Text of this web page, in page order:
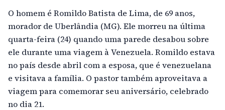
O homem é Romildo Batista de Lima, de 69 anos,
morador de Uberlândia (MG). Ele morreu na última
quarta-feira (24) quando uma parede desabou sobre
ele durante uma viagem à Venezuela. Romildo estava
no país desde abril com a esposa, que é venezuelana
e visitava a família. O pastor também aproveitava a
viagem para comemorar seu aniversário, celebrado
no dia 21.